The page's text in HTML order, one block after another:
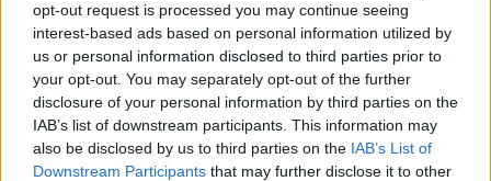
opt-out request is processed you may continue seeing
interest-based ads based on personal information utilized by
us or personal information disclosed to third parties prior to
your opt-out. You may separately opt-out of the further
disclosure of your personal information by third parties on the
IAB’s list of downstream participants. This information may
also be disclosed by us to third parties on the IAB’s List of
Downstream Participants that may further disclose it to other
týmu Josefem Korhoněm
Na soustředění byl i Pepa Korhoň: “Pro nás to
byla nová lokalita, dříve jsme jezdili na Mallorce
spíše na sever, kde bylo výhodou, že mohli
závodníci vyrážet každý den rovnou do hor,
tady zase byl mnohem menší provoz a třeba ten